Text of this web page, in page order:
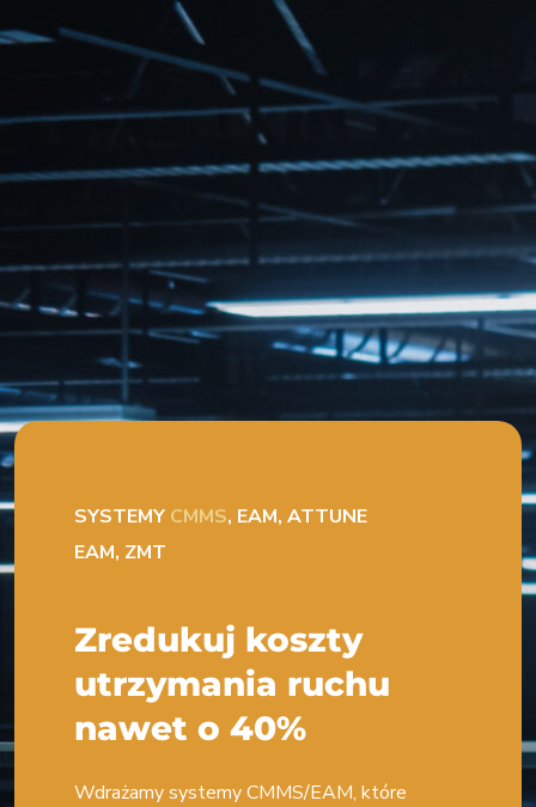
SYSTEMY CMMS, EAM, ATTUNE
EAM, ZMT
Zredukuj koszty
utrzymania ruchu
nawet o 40%
Wdrażamy systemy CMMS/EAM, które